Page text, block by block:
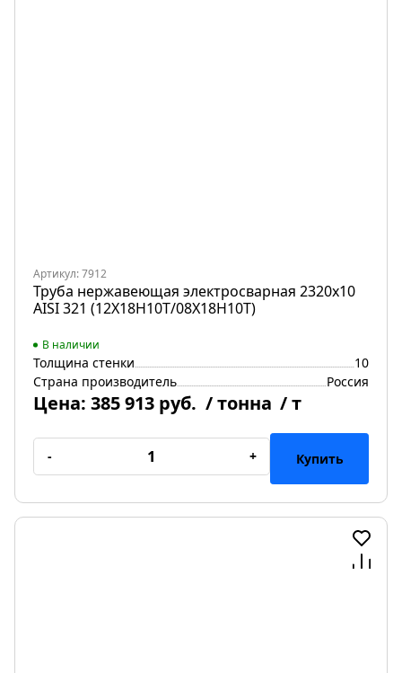
Артикул: 7912
Труба нержавеющая электросварная 2320х10
AISI 321 (12Х18Н10Т/08Х18Н10Т)
В наличии
Толщина стенки
10
Страна производитель
Россия
Цена: 385 913 руб. / тонна / т
- + Купить